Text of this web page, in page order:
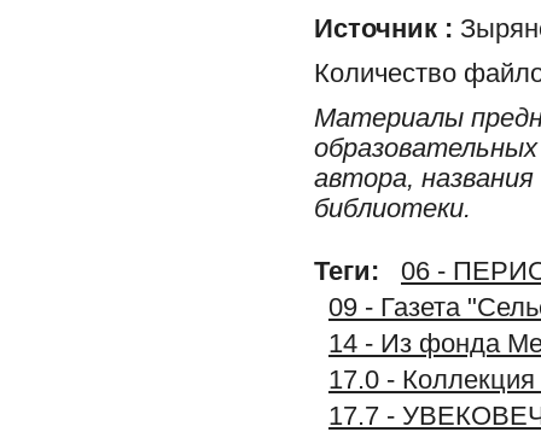
Источник :
Количество
Материалы
автора,
библиотеки.
Теги:
06 -
09 - Газета
14 - Из фонда
17.0 -
17.7 -